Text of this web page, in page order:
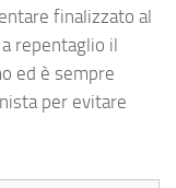
finalizzato al
repentaglio il
ed è sempre
per evitare